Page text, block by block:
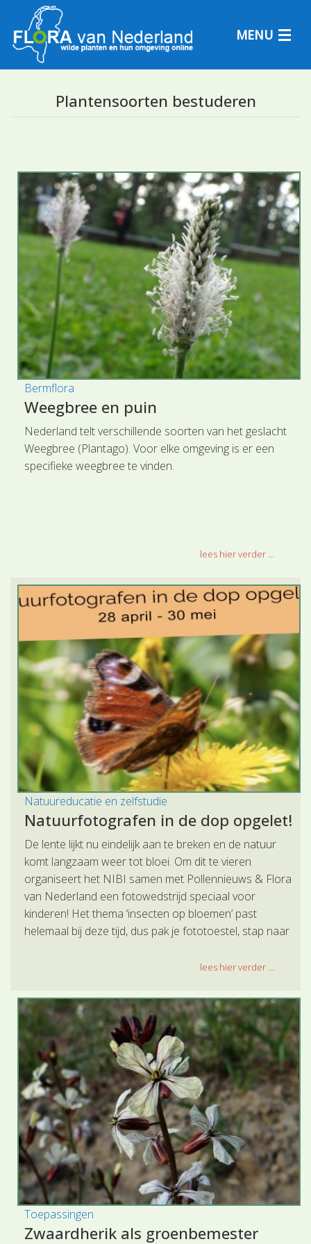
MENU
Determineren
Plantensoorten bestuderen
Bermflora
Weegbree en puin
Nederland telt verschillende soorten van het geslacht
Weegbree (Plantago). Voor elke omgeving is er een
specifieke weegbree te vinden.
lees hier verder ...
Natuureducatie en zelfstudie
Natuurfotografen in de dop opgelet!
De lente lijkt nu eindelijk aan te breken en de natuur
komt langzaam weer tot bloei. Om dit te vieren
organiseert het NIBI samen met Pollennieuws & Flora
van Nederland een fotowedstrijd speciaal voor
kinderen! Het thema ‘insecten op bloemen’ past
helemaal bij deze tijd, dus pak je fototoestel, stap naar
lees hier verder ...
Toepassingen
Zwaardherik als groenbemester